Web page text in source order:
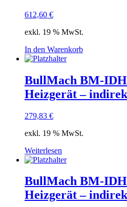
612,60 €
exkl. 19 % MwSt.
In den Warenkorb
BullMach BM-IDH
Heizgerät –
279,83 €
exkl. 19 % MwSt.
Weiterlesen
BullMach BM-IDH
Heizgerät –